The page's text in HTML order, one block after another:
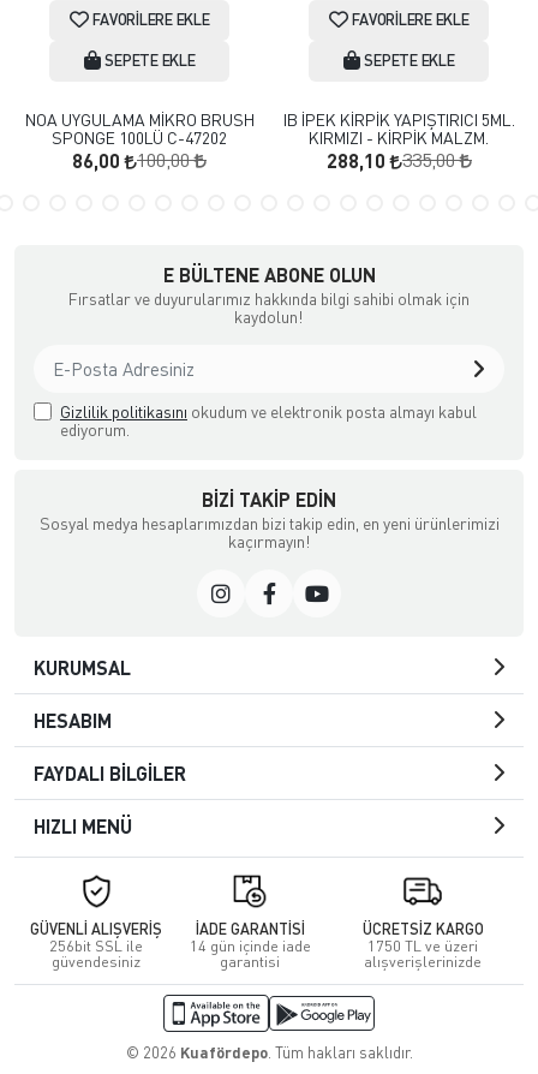
FAVORILERE EKLE
SEPETE EKLE
NOA UYGULAMA MİKRO BRUSH
SPONGE 100LÜ C-47202
86,00 100,00
FAVORILERE EKLE
SEPETE EKLE
IB İPEK KİRPİK YAPIŞTIRICI 5ML.
KIRMIZI - KİRPİK MALZM.
288,10 335,00
E BÜLTENE ABONE OLUN
Fırsatlar ve duyurularımız hakkında bilgi sahibi olmak için
kaydolun!
Gizlilik politikasını okudum ve elektronik posta almayı kabul
ediyorum.
BIZI TAKIP EDIN
Sosyal medya hesaplarımızdan bizi takip edin, en yeni ürünlerimizi
kaçırmayın!
KURUMSAL
HESABIM
FAYDALI BİLGİLER
HIZLI MENÜ
GÜVENLİ ALIŞVERİŞ
256bit SSL ile
güvendesiniz
İADE GARANTİSİ
14 gün içinde iade
garantisi
ÜCRETSİZ KARGO
1750 TL ve üzeri
alışverişlerinizde
© 2026 Kuafördepo. Tüm hakları saklıdır.